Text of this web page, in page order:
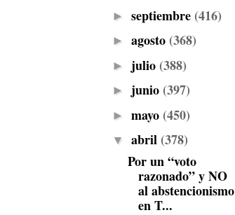
► septiembre (416)
► agosto (368)
► julio (388)
► junio (397)
► mayo (450)
▼ abril (378)
Por un “voto
razonado” y NO
al abstencionismo
en T...